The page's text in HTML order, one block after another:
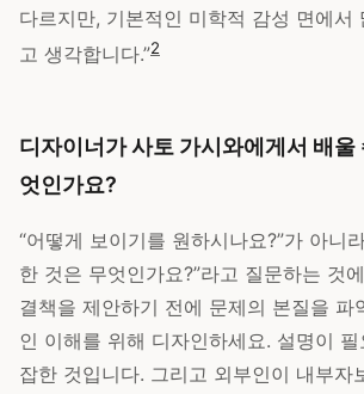
다르지만, 기본적인 미학적 감성 면에서
고 생각합니다.”2
디자이너가 사토 가시와에게서 배울
엇인가요?
“어떻게 보이기를 원하시나요?”가 아니
한 것은 무엇인가요?”라고 질문하는 것
결책을 제안하기 전에 문제의 본질을 파
인 이해를 위해 디자인하세요. 설명이
잡한 것입니다. 그리고 외부인이 내부자